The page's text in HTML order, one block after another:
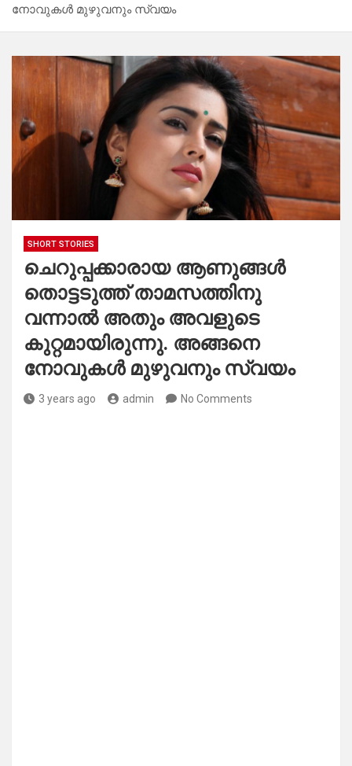
നോവുകൾ മുഴുവനും സ്വയം
SHORT STORIES
ചെറുപ്പക്കാരായ ആണുങ്ങൾ
തൊട്ടടുത്ത് താമസത്തിനു
വന്നാൽ അതും അവളുടെ
കുറ്റമായിരുന്നു. അങ്ങനെ
നോവുകൾ മുഴുവനും സ്വയം
3 years ago admin No Comments